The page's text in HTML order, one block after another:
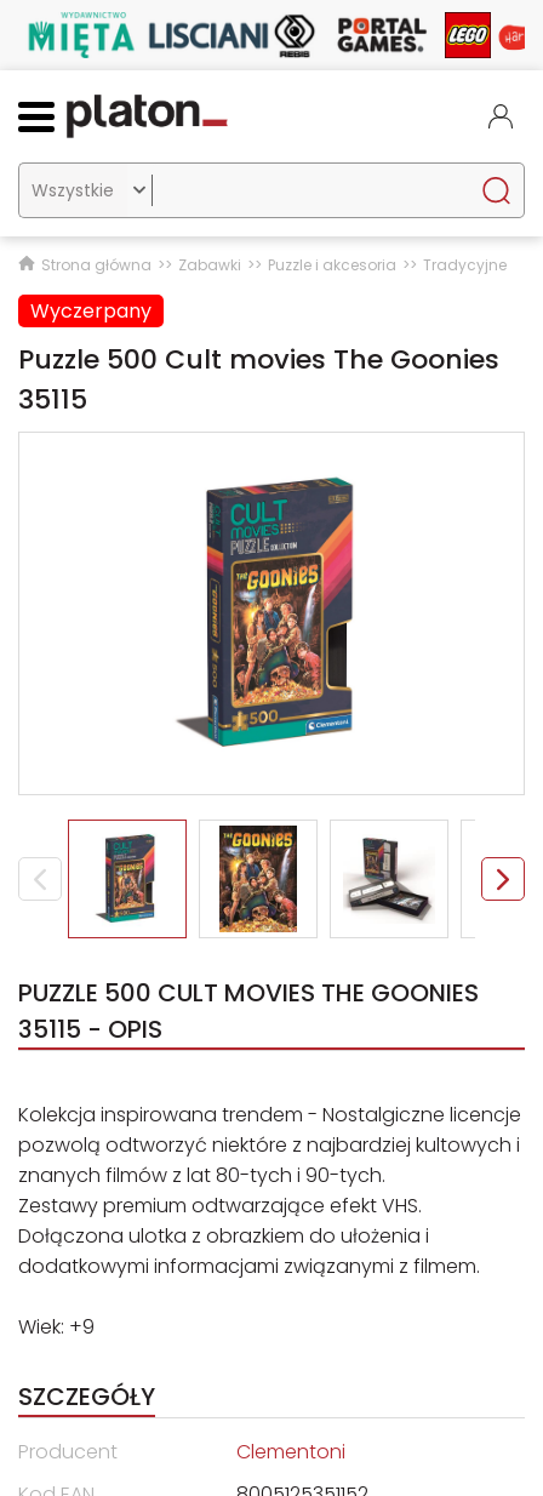

Strona główna Zabawki Puzzle i akcesoria Tradycyjne
Wyczerpany
Puzzle 500 Cult movies The Goonies
35115
PUZZLE 500 CULT MOVIES THE GOONIES
35115 - OPIS
Kolekcja inspirowana trendem - Nostalgiczne licencje
pozwolą odtworzyć niektóre z najbardziej kultowych i
znanych filmów z lat 80-tych i 90-tych.
Zestawy premium odtwarzające efekt VHS.
Dołączona ulotka z obrazkiem do ułożenia i
dodatkowymi informacjami związanymi z filmem.
Wiek: +9
SZCZEGÓŁY
Producent
Clementoni